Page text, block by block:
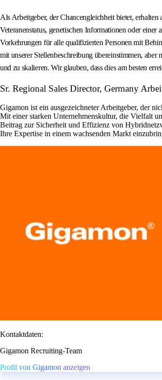
Als Arbeitgeber, der Chancengleichheit bietet,
Veteranenstatus, genetischen Informationen oder
Vorkehrungen für alle qualifizierten Personen mit
mit unserer Stellenbeschreibung übereinstimmen,
und zu skalieren. Wir glauben, dass dies am besten
Sr. Regional Sales Director, Germany
Gigamon ist ein ausgezeichneter Arbeitgeber, der
Mit einer starken Unternehmenskultur, die Vielfalt
Beitrag zur Sicherheit und Effizienz von
Ihre Expertise in einem wachsenden Markt
Kontaktdaten:
Gigamon Recruiting-Team
Profil von Gigamon anzeigen